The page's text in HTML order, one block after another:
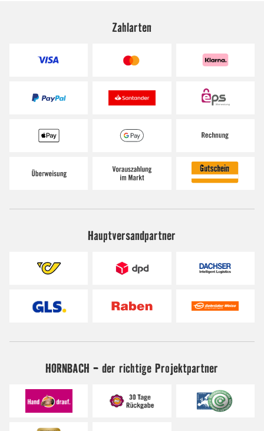
Zahlarten
Hauptversandpartner
HORNBACH - der richtige Projektpartner